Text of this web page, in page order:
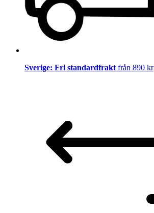
Sverige: Fri standardfrakt från 890 kr